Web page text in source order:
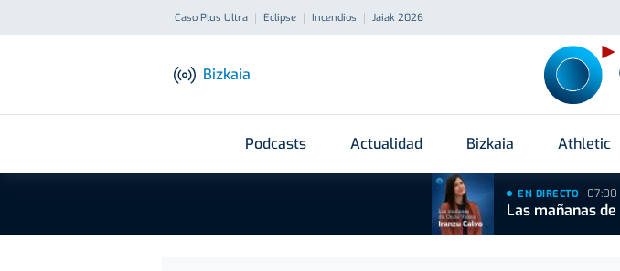
Caso Plus Ultra Eclipse Incendios Jaiak 2026
Bizkaia
Podcasts Actualidad Bizkaia Athletic
EN DIRECTO 07:00
Las mañanas de